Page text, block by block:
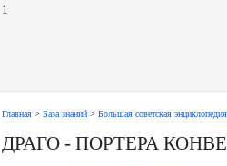
1
Главная > База знаний > Большая советская энциклопедия
ДРАГО - ПОРТЕРА